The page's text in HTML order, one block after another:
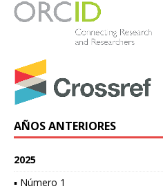
AÑOS ANTERIORES
2025
▪ Número 1